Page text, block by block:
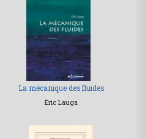
La mécanique des fluides
Éric Lauga